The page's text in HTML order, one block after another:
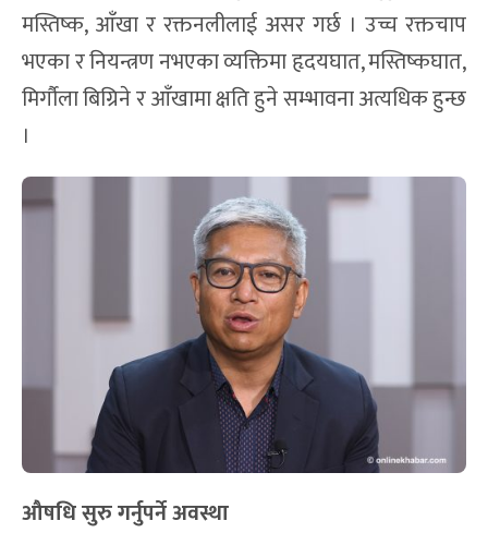
मस्तिष्क, आँखा र रक्तनलीलाई असर गर्छ । उच्च रक्तचाप
भएका र नियन्त्रण नभएका व्यक्तिमा हृदयघात, मस्तिष्कघात,
मिर्गौला बिग्रिने र आँखामा क्षति हुने सम्भावना अत्यधिक हुन्छ
।
औषधि सुरु गर्नुपर्ने अवस्था